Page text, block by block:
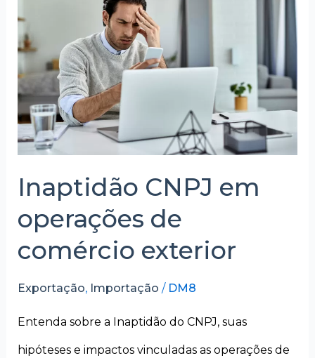
Inaptidão CNPJ em
operações de
comércio exterior
Exportação, Importação / DM8
Entenda sobre a Inaptidão do CNPJ, suas
hipóteses e impactos vinculadas as operações de
operações
de
comércio
exterior